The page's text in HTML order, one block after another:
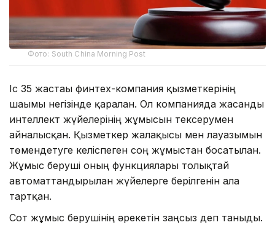
Фото: South China Morning Post
Іс 35 жастағы финтех-компания қызметкерінің
шағымы негізінде қаралған. Ол компанияда жасанды
интеллект жүйелерінің жұмысын тексерумен
айналысқан. Қызметкер жалақысы мен лауазымын
төмендетуге келіспеген соң жұмыстан босатылған.
Жұмыс беруші оның функциялары толықтай
автоматтандырылған жүйелерге берілгенін алға
тартқан.
Сот жұмыс берушінің әрекетін заңсыз деп таныды.